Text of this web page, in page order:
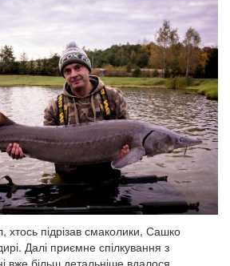
хтось підрізав смаколики, Сашко
Далі приємне спілкування з